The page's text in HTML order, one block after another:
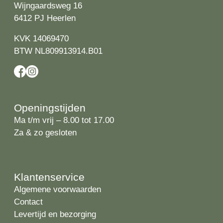
Wijngaardsweg 16
6412 PJ Heerlen
KVK 14069470
BTW NL809913914.B01
Openingstijden
Ma t/m vrij – 8.00 tot 17.00
Za & zo gesloten
Klantenservice
Algemene voorwaarden
Contact
Levertijd en bezorging